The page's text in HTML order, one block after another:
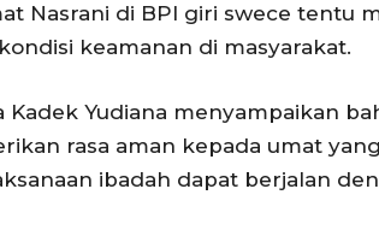
Nasrani di BPI giri swece tentu
keamanan di masyarakat.
Kadek Yudiana menyampaikan
rasa aman kepada umat
ibadah dapat berjalan